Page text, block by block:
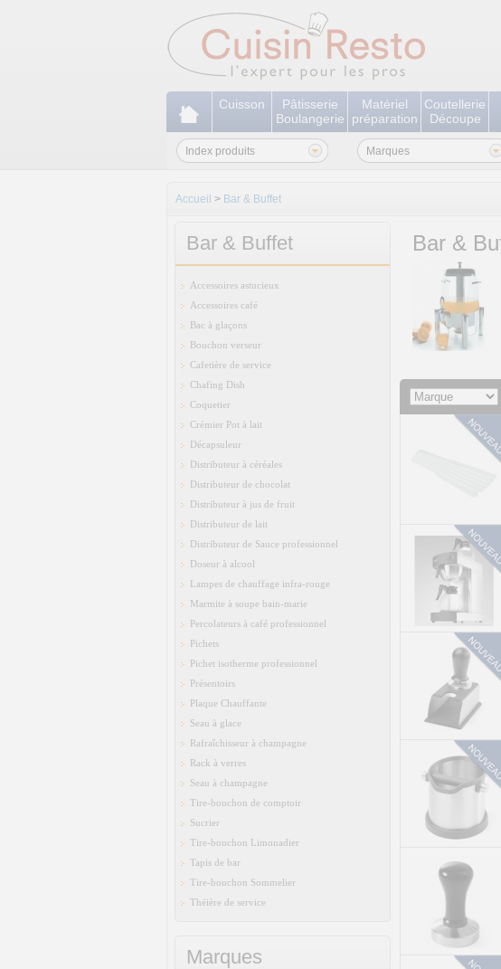
Cuisson
Pâtisserie
Boulangerie
Matériel
préparation
Coutellerie
Découpe
Marques
Index produits
Accueil > Bar & Buffet
Bar & Buffet
Accessoires astucieux
Accessoires café
Bac à glaçons
Bouchon verseur
Cafetière de service
Chafing Dish
Coquetier
Crémier Pot à lait
Décapsuleur
Distributeur à céréales
Distributeur de chocolat
Distributeur à jus de fruit
Distributeur de lait
Distributeur de Sauce professionnel
Doseur à alcool
Lampes de chauffage infra-rouge
Marmite à soupe bain-marie
Percolateurs à café professionnel
Pichets
Pichet isotherme professionnel
Présentoirs
Plaque Chauffante
Seau à glace
Rafraîchisseur à champagne
Rack à verres
Seau à champagne
Tire-bouchon de comptoir
Sucrier
Tire-bouchon Limonadier
Tapis de bar
Tire-bouchon Sommelier
Théière de service
Marques
Bar &